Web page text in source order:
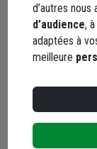
Un message
Patientez
d’autres
d’audience,
adaptées à
meilleure